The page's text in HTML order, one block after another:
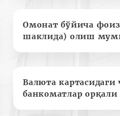
Омонат бўйича
шаклида) олиш
Валюта
банкоматлар